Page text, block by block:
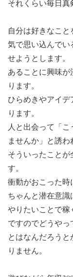
それくらい毎日真
自分は好きなこ
気で思い込んで
せようとします。
あることに興味
ります。
ひらめきやアイ
ります。
人と出会って「
ませんか」と誘わ
そういったことが
す。
衝動がおこった時
ちゃんと潜在意識
やりたいことで稼
ですのでどうやっ
とはなんだろう
りません。